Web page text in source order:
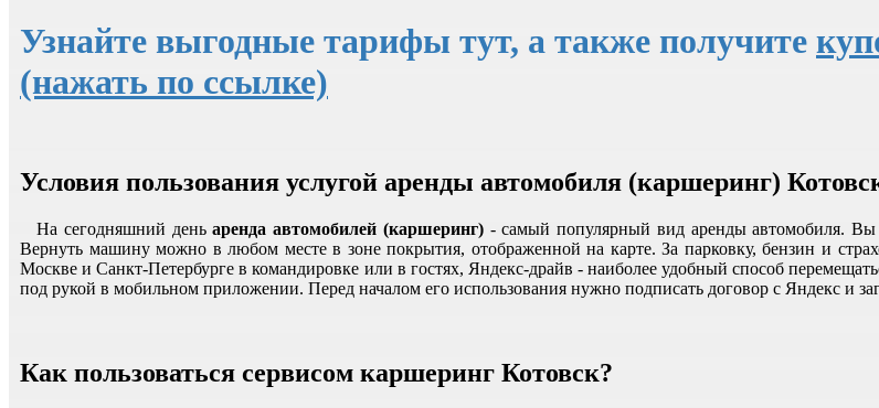
Узнайте выгодные тарифы тут, а также получите
(нажать по ссылке)
Условия пользования услугой аренды автомобиля (каршеринг)
На сегодняшний деньаренда автомобилей (каршеринг)- самый популярный вид аренды автомобиля. Вы
Вернуть машину можно в любом месте в зоне покрытия, отображенной на карте. За парковку, бензин и
Москве и Санкт-Петербурге в командировке или в гостях, Яндекс-драйв - наиболее удобный способ
под рукой в мобильном приложении. Перед началом его использования нужно подписать договор с Яндекс и
Как пользоваться сервисом каршеринг Котовск?